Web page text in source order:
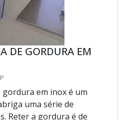
DE GORDURA EM
gordura em inox é um
uma série de
Reter a gordura é de